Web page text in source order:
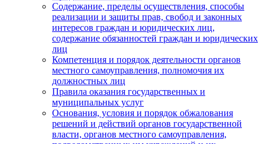
Содержание, пределы осуществления, способы
реализации и защиты прав, свобод и законных
интересов граждан и юридических лиц,
содержание обязанностей граждан и юридических
лиц
Компетенция и порядок деятельности органов
местного самоуправления, полномочия их
должностных лиц
Правила оказания государственных и
муниципальных услуг
Основания, условия и порядок обжалования
решений и действий органов государственной
власти, органов местного самоуправления,